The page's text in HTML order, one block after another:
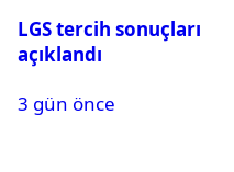
LGS tercih sonuçları
açıklandı
3 gün önce